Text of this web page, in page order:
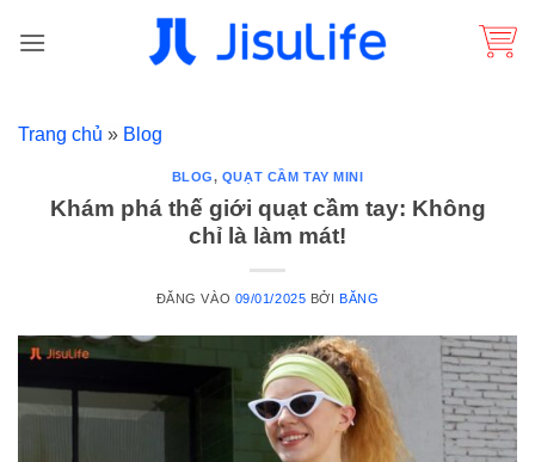
qua
Trang chủ » Blog
BLOG, QUẠT CẦM TAY MINI
Khám phá thế giới quạt cầm tay: Không
chỉ là làm mát!
ĐĂNG VÀO 09/01/2025 BỞI BĂNG